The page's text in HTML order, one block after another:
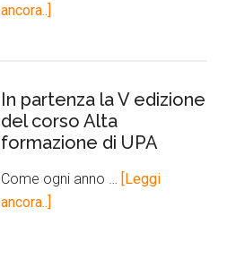
ancora..]
In partenza la V edizione
del corso Alta
formazione di UPA
Come ogni anno … [Leggi
ancora..]